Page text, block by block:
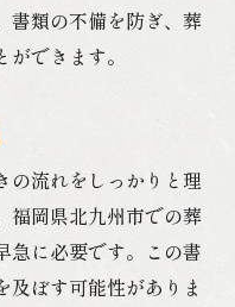
書類の不備を防ぎ、葬
できます。
の流れをしっかりと理
福岡県北九州市での葬
急に必要です。この書
ぼす可能性がありま